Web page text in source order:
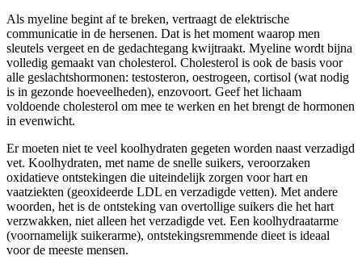
Als myeline begint af te breken, vertraagt ​​de elektrische
communicatie in de hersenen. Dat is het moment waarop men
sleutels vergeet en de gedachtegang kwijtraakt. Myeline wordt bijna
volledig gemaakt van cholesterol. Cholesterol is ook de basis voor
alle geslachtshormonen: testosteron, oestrogeen, cortisol (wat nodig
is in gezonde hoeveelheden), enzovoort. Geef het lichaam
voldoende cholesterol om mee te werken en het brengt de hormonen
in evenwicht.
Er moeten niet te veel koolhydraten gegeten worden naast verzadigd
vet. Koolhydraten, met name de snelle suikers, veroorzaken
oxidatieve ontstekingen die uiteindelijk zorgen voor hart en
vaatziekten (geoxideerde LDL en verzadigde vetten). Met andere
woorden, het is de ontsteking van overtollige suikers die het hart
verzwakken, niet alleen het verzadigde vet. Een koolhydraatarme
(voornamelijk suikerarme), ontstekingsremmende dieet is ideaal
voor de meeste mensen.